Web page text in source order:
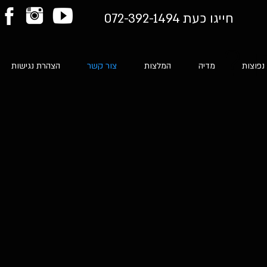
חייגו כעת 072-392-1494
מדיה המלצות צור קשר הצהרת נגישות